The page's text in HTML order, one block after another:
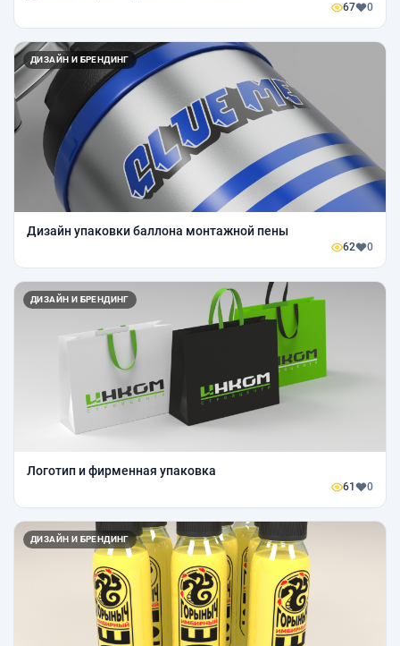
67 0
ДИЗАЙН И БРЕНДИНГ
Дизайн упаковки баллона монтажной пены
62 0
ДИЗАЙН И БРЕНДИНГ
Логотип и фирменная упаковка
61 0
ДИЗАЙН И БРЕНДИНГ